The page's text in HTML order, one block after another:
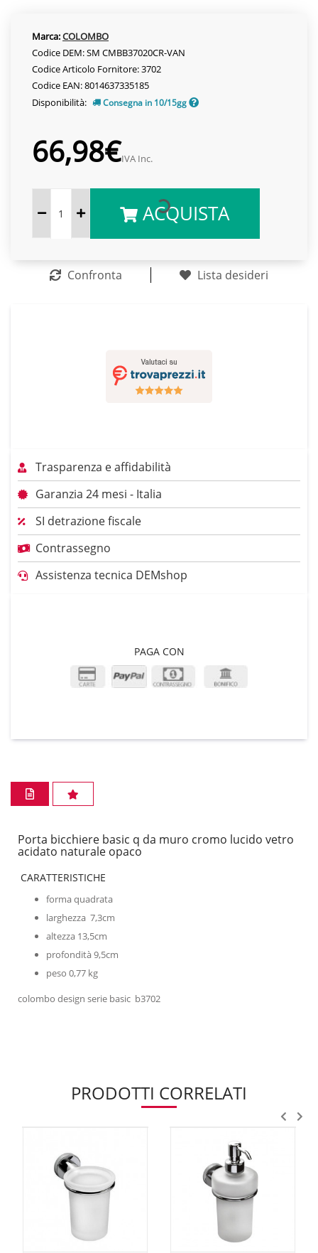
Marca:COLOMBO
Codice DEM: SM CMBB37020CR-VAN
Codice Articolo Fornitore: 3702
Codice EAN: 8014637335185
Disponibilità:
Consegna in 10/15gg
66,98€IVA Inc.
ACQUISTA
Confronta Lista desideri
Trasparenza e affidabilità
Garanzia 24 mesi - Italia
SI detrazione fiscale
Contrassegno
Assistenza tecnica DEMshop
PAGA CON
Porta bicchiere basic q da muro cromo lucido vetro
acidato naturale opaco
CARATTERISTICHE
forma quadrata
larghezza 7,3cm
altezza 13,5cm
profondità 9,5cm
peso 0,77 kg
colombo design serie basic b3702
PRODOTTI CORRELATI